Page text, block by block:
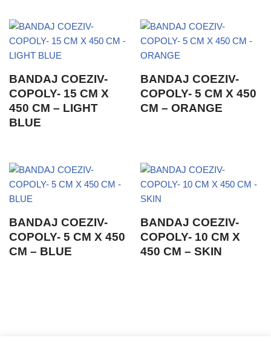
BANDAJ COEZIV-
COPOLY- 15 CM X
450 CM – LIGHT
BLUE
BANDAJ COEZIV-
COPOLY- 5 CM X 450
CM – ORANGE
BANDAJ COEZIV-
COPOLY- 5 CM X 450
CM – BLUE
BANDAJ COEZIV-
COPOLY- 10 CM X
450 CM – SKIN